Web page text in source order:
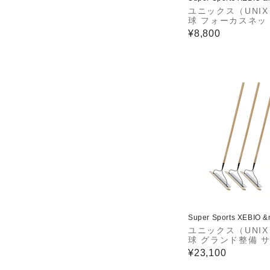
ユニックス（
球 フォーカスネッ
75-61 【メーカー
せ】
¥8,800
Super Sports XEBIO
ユニックス（
球 グランド整備
ト マルチレーキ 3
79-02 【メーカー
¥23,100